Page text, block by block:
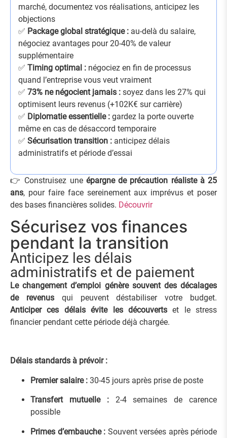
marché, documentez vos réalisations, anticipez les
objections
✅ Package global stratégique : au-delà du salaire,
négociez avantages pour 20-40% de valeur
supplémentaire
✅ Timing optimal : négociez en fin de processus
quand l’entreprise vous veut vraiment
✅ 73% ne négocient jamais : soyez dans les 27% qui
optimisent leurs revenus (+102K€ sur carrière)
✅ Diplomatie essentielle : gardez la porte ouverte
même en cas de désaccord temporaire
✅ Sécurisation transition : anticipez délais
administratifs et période d’essai
👉 Construisez une épargne de précaution réaliste à 25
ans, pour faire face sereinement aux imprévus et poser
des bases financières solides. Découvrir
Sécurisez vos finances
pendant la transition
Anticipez les délais
administratifs et de paiement
Le changement d’emploi génère souvent des décalages
de revenusqui peuvent déstabiliser votre budget.
Anticiper ces délais évite les découvertset le stress
financier pendant cette période déjà chargée.
Délais standards à prévoir :
Premier salaire : 30-45 jours après prise de poste
Transfert mutuelle :2-4 semaines de carence
possible
Primes d’embauche : Souvent versées après période